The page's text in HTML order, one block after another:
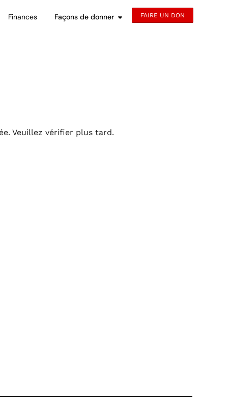
Finances Façons de donner FAIRE UN DON
Veuillez vérifier plus tard.